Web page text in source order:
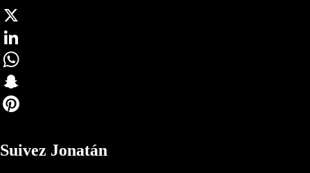
Twitter
X
LinkedIn
WhatsApp
Snapchat
Suivez Jonatán